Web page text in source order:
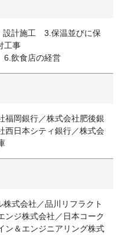
計施工 3.保温並びに保
工事
飲食店の経営
福岡銀行／株式会社肥後銀
西日本シティ銀行／株式会
式会社／品川リフラクト
ンジ株式会社／日本コーク
ン＆エンジニアリング株式